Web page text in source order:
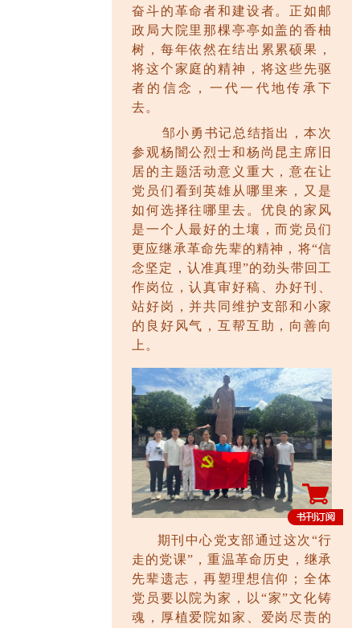
奋斗的革命者和建设者。正如邮
政局大院里那棵亭亭如盖的香柚
树，每年依然在结出累累硕果，
将这个家庭的精神，将这些先驱
者的信念，一代一代地传承下
去。
邹小勇书记总结指出，本次
参观杨闇公烈士和杨尚昆 主席 旧
居的主题活动意义重大，意在让
党员们看到英雄从哪里来，又是
如何选择往哪里去。优良的家风
是一个人最好的土壤，而党员们
更应继承革命先辈的精神，将“信
念坚定，认准真理”的劲头带回工
作岗位，认真审好稿、办好刊、
站好岗，并共同维护支部和小家
的良好风气，互帮互助，向善向
上。
期刊中心党支部通过这次“行
走的党课”，重温革命历史，继承
先辈遗志，再塑理想信仰；全体
党员要以院为家，以“家”文化铸
魂，厚植爱院如家、爱岗尽责的